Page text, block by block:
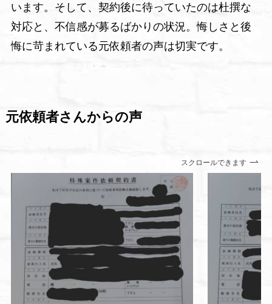
います。そして、契約後に待っていたのは杜撰な
対応と、不信感が募るばかりの状況。悔しさと後
悔に苛まれている元依頼者の声は切実です。
元依頼者さんからの声
スクロールできます